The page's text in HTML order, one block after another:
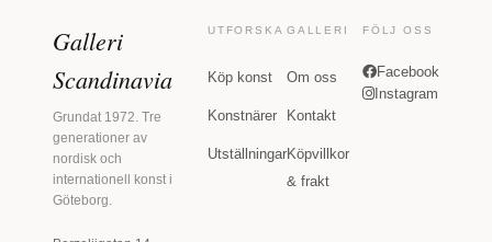
Galleri
Scandinavia
Grundat 1972. Tre
generationer av
nordisk och
internationell konst i
Göteborg.
UTFORSKA
Köp konst
Konstnärer
Utställningar
GALLERI
Om oss
Kontakt
Köpvillkor
& frakt
FÖLJ OSS
Facebook
Instagram